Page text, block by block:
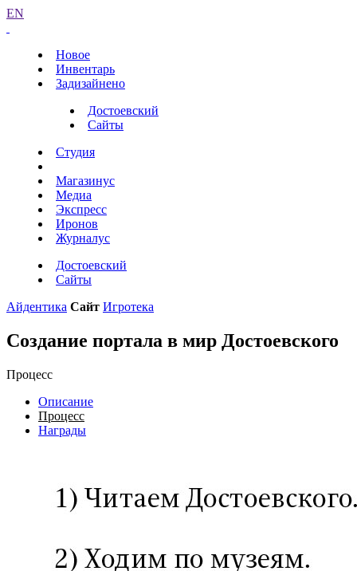
EN
Новое
Инвентарь
Задизайнено
Достоевский
Сайты
Студия
Магазинус
Медиа
Экспресс
Иронов
Журналус
Достоевский
Сайты
Айдентика Сайт Игротека
Создание портала в мир Достоевского
Процесс
Описание
Процесс
Награды